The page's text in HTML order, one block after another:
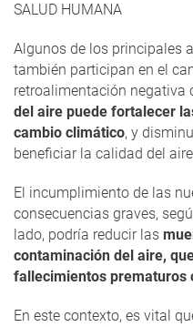
SALUD HUMANA
Algunos de los principales
también participan en el
retroalimentación negativa
del aire puede fortalecer
cambio climático, y
beneficiar la calidad del
El incumplimiento de las
consecuencias graves,
lado, podría reducir las
contaminación del aire,
fallecimientos prematuros
En este contexto, es vital